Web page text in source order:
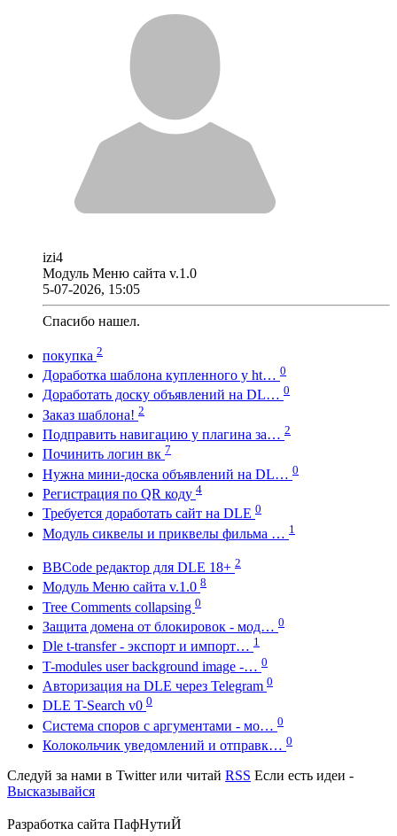
izi4
Модуль Меню сайта v.1.0
5-07-2026, 15:05
Спасибо нашел.
покупка 2
Доработка шаблона купленного у ht… 0
Доработать доску объявлений на DL… 0
Заказ шаблона! 2
Подправить навигацию у плагина за… 2
Починить логин вк 7
Нужна мини-доска объявлений на DL… 0
Регистрация по QR коду 4
Требуется доработать сайт на DLE 0
Модуль сиквелы и приквелы фильма … 1
BBCode редактор для DLE 18+ 2
Модуль Меню сайта v.1.0 8
Tree Comments collapsing 0
Защита домена от блокировок - мод… 0
Dle t-transfer - экспорт и импорт… 1
T-modules user background image -… 0
Авторизация на DLE через Telegram 0
DLE T-Search v0 0
Система споров с аргументами - мо… 0
Колокольчик уведомлений и отправк… 0
Следуй за нами в Twitterили читай RSS Если есть идеи -
Высказывайся
Разработка сайта ПафНутиЙ